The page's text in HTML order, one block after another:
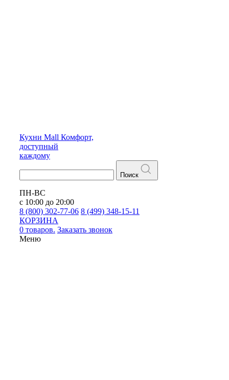
Кухни Mall Комфорт,
доступный
каждому
Поиск
ПН-ВС
с 10:00 до 20:00
8 (800) 302-77-06 8 (499) 348-15-11
КОРЗИНА
0 товаров. Заказать звонок
Меню